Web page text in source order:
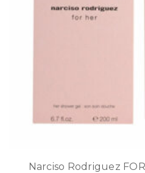
Narciso Rodriguez